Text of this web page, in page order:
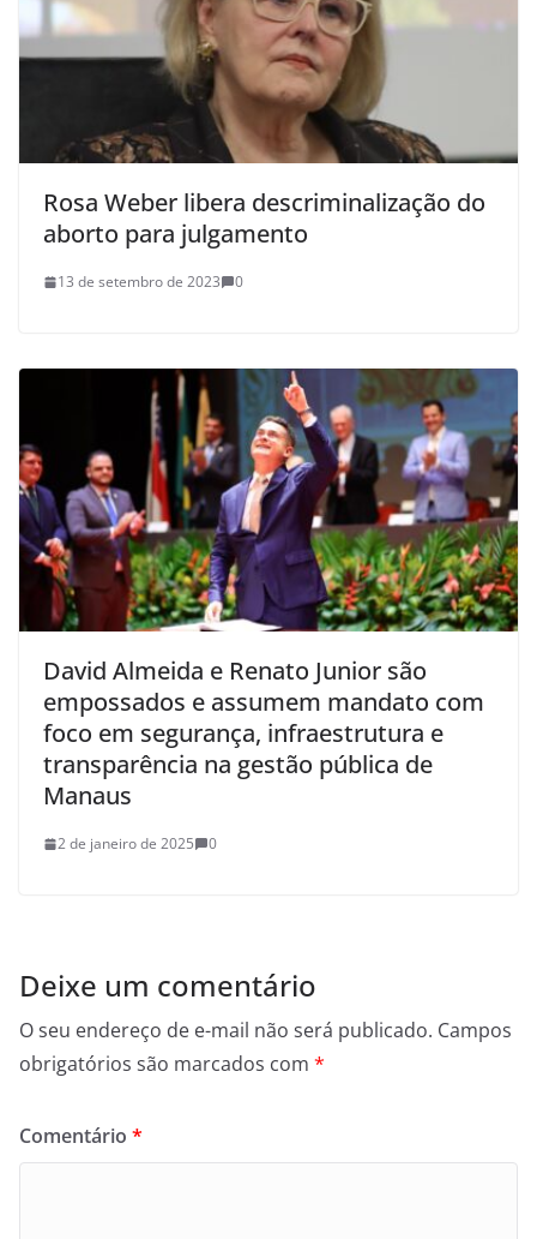
Rosa Weber libera descriminalização do
aborto para julgamento
13 de setembro de 2023 0
David Almeida e Renato Junior são
empossados e assumem mandato com
foco em segurança, infraestrutura e
transparência na gestão pública de
Manaus
2 de janeiro de 2025 0
Deixe um comentário
O seu endereço de e-mail não será publicado. Campos
obrigatórios são marcados com *
Comentário *